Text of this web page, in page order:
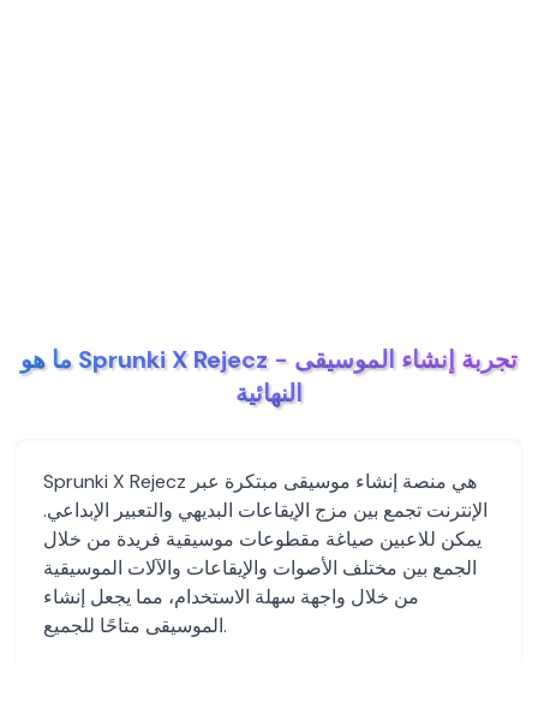
ما هو Sprunki X Rejecz - تجربة إنشاء الموسيقى
النهائية
Sprunki X Rejecz هي منصة إنشاء موسيقى مبتكرة عبر
الإنترنت تجمع بين مزج الإيقاعات البديهي والتعبير الإبداعي.
يمكن للاعبين صياغة مقطوعات موسيقية فريدة من خلال
الجمع بين مختلف الأصوات والإيقاعات والآلات الموسيقية
من خلال واجهة سهلة الاستخدام، مما يجعل إنشاء
الموسيقى متاحًا للجميع.